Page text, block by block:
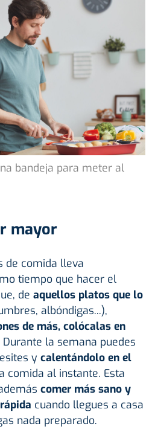
bandeja para meter al
mayor
de comida lleva
tiempo que hacer el
de aquellos platos que lo
albóndigas...),
de más, colócalas en
Durante la semana puedes
y calentándolo en el
comida al instante. Esta
comer más sano y
cuando llegues a casa
nada preparado.